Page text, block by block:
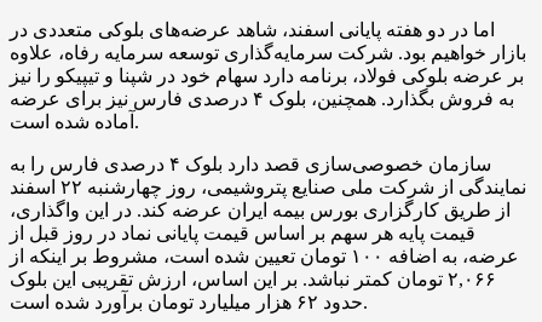
اما در دو هفته پایانی اسفند، شاهد عرضه‌های بلوکی متعددی در
بازار خواهیم بود. شرکت سرمایه‌گذاری توسعه سرمایه رفاه، علاوه
بر عرضه بلوکی فولاد، برنامه دارد سهام خود در شپنا و تیپیکو را نیز
به فروش بگذارد. همچنین، بلوک ۴ درصدی فارس نیز برای عرضه
آماده شده است.
سازمان خصوصی‌سازی قصد دارد بلوک ۴ درصدی فارس را به
نمایندگی از شرکت ملی صنایع پتروشیمی، روز چهارشنبه ۲۲ اسفند
از طریق کارگزاری بورس بیمه ایران عرضه کند. در این واگذاری،
قیمت پایه هر سهم بر اساس قیمت پایانی نماد در روز قبل از
عرضه، به‌ اضافه ۱۰۰ تومان تعیین شده است، مشروط بر اینکه از
۲,۰۶۶ تومان کمتر نباشد. بر این اساس، ارزش تقریبی این بلوک
حدود ۶۲ هزار میلیارد تومان برآورد شده است.